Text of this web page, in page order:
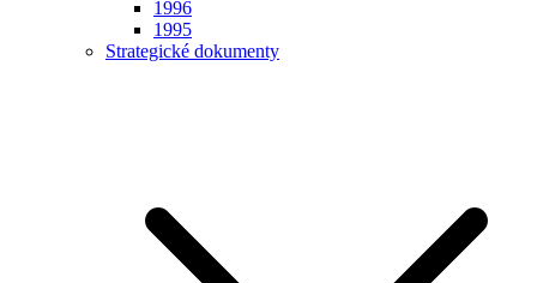
1996
1995
Strategické dokumenty